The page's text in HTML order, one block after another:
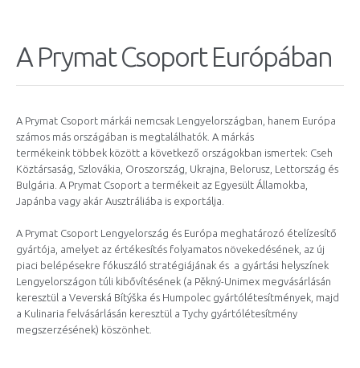
A Prymat Csoport Európában
A Prymat Csoport márkái nemcsak Lengyelországban, hanem Európa
számos más országában is megtalálhatók. A márkás
termékeink többek között a következő országokban ismertek: Cseh
Köztársaság, Szlovákia, Oroszország, Ukrajna, Belorusz, Lettország és
Bulgária. A Prymat Csoport a termékeit az Egyesült Államokba,
Japánba vagy akár Ausztráliába is exportálja.
A Prymat Csoport Lengyelország és Európa meghatározó ételízesítő
gyártója, amelyet az értékesítés folyamatos növekedésének, az új
piaci belépésekre fókuszáló stratégiájának és a gyártási helyszínek
Lengyelországon túli kibővítésének (a Pěkný-Unimex megvásárlásán
keresztül a Veverská Bítýška és Humpolec gyártólétesítmények, majd
a Kulinaria felvásárlásán keresztül a Tychy gyártólétesítmény
megszerzésének) köszönhet.